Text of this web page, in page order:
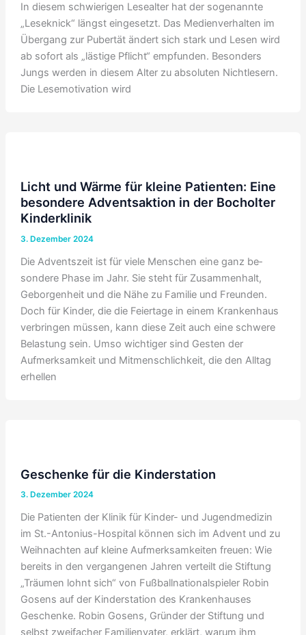
In diesem schwierigen Lesealter hat der sogenannte
„Leseknick“ längst eingesetzt. Das Medienverhalten im
Übergang zur Pubertät ändert sich stark und Lesen wird
ab sofort als „lästige Pflicht“ empfunden. Besonders
Jungs werden in diesem Alter zu absoluten Nichtlesern.
Die Lesemotivation wird
Licht und Wärme für kleine Patienten: Eine
besondere Adventsaktion in der Bocholter
Kinderklinik
3. Dezember 2024
Die Adventszeit ist für viele Menschen eine ganz be­
sondere Phase im Jahr. Sie steht für Zusammenhalt,
Geborgen­heit und die Nähe zu Familie und Freunden.
Doch für Kinder, die die Feiertage in einem Krankenhaus
verbringen müssen, kann diese Zeit auch eine schwere
Belastung sein. Umso wichtiger sind Gesten der
Aufmerksamkeit und Mitmenschlichkeit, die den Alltag
erhellen
Geschenke für die Kinderstation
3. Dezember 2024
Die Patienten der Klinik für Kinder- und Jugendmedizin
im St.-Antonius-Hospital können sich im Advent und zu
Weihnachten auf kleine Aufmerksamkeiten freuen: Wie
bereits in den vergangenen Jahren verteilt die Stiftung
„Träumen lohnt sich“ von Fußballnationalspieler Robin
Gosens auf der Kinderstation des Krankenhauses
Geschenke. Robin Gosens, Gründer der Stiftung und
selbst zweifacher Familienvater, erklärt, warum ihm